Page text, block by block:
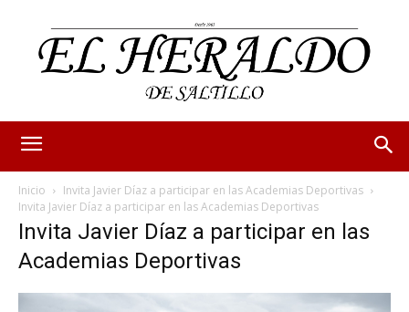
Inicio
Invita Javier Díaz a participar en las Academias Deportivas
Invita Javier Díaz a participar en las Academias Deportivas
Invita Javier Díaz a participar en las
Academias Deportivas